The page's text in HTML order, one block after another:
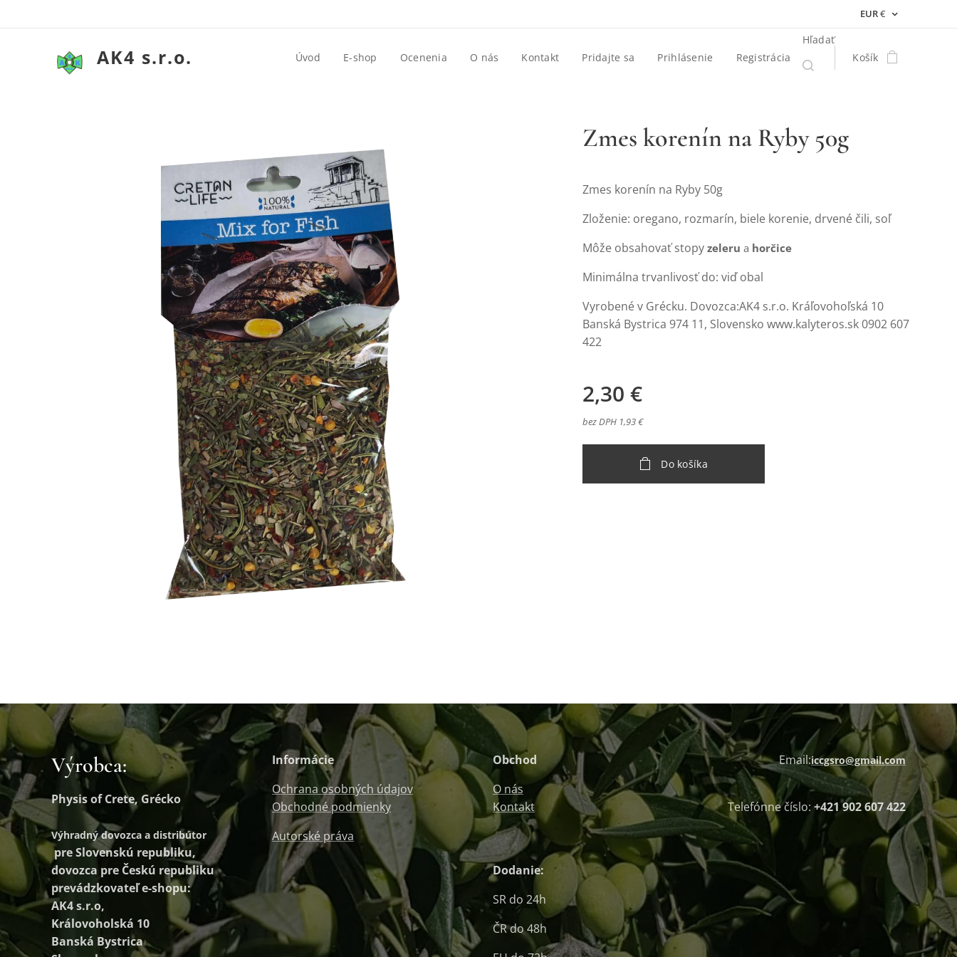
EUR€
AK4 s.r.o. Úvod E-shop Ocenenia O nás Kontakt Pridajte sa Prihlásenie Registrácia
Hľadať
Košík
Zmes korenín na Ryby 50g
Zmes korenín na Ryby 50g
Zloženie: oregano, rozmarín, biele korenie, drvené čili, soľ
Môže obsahovať stopyzeleru a horčice
Minimálna trvanlivosť do: viď obal
Vyrobené v Grécku. Dovozca:AK4 s.r.o. Kráľovohoľská 10
Banská Bystrica 974 11, Slovensko www.kalyteros.sk 0902 607
422
2,30 €
bez DPH 1,93 €
Do košíka
Výrobca:
Physis of Crete, Grécko
Výhradný dovozca a distribútor
pre Slovenskú republiku,
dovozca pre Českú republiku
prevádzkovateľ e-shopu:
AK4 s.r.o,
Královoholská 10
Banská Bystrica
Informácie
Ochrana osobných údajov
Obchodné podmienky
Autorské práva
Obchod
O nás
Kontakt
Dodanie:
SR do 24h
ČR do 48h
Email:iccgsro@gmail.com
Telefónne číslo: +421 902 607 422